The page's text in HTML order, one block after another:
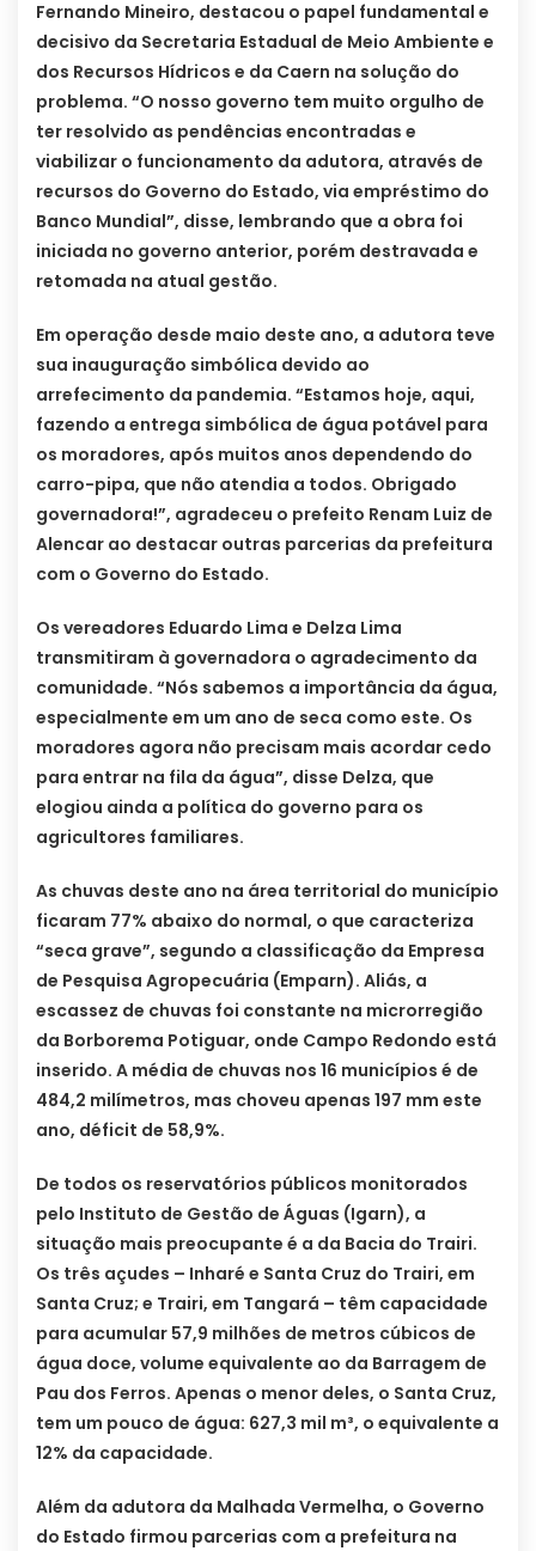
Fernando Mineiro, destacou o papel fundamental e
decisivo da Secretaria Estadual de Meio Ambiente e
dos Recursos Hídricos e da Caern na solução do
problema. “O nosso governo tem muito orgulho de
ter resolvido as pendências encontradas e
viabilizar o funcionamento da adutora, através de
recursos do Governo do Estado, via empréstimo do
Banco Mundial”, disse, lembrando que a obra foi
iniciada no governo anterior, porém destravada e
retomada na atual gestão.
Em operação desde maio deste ano, a adutora teve
sua inauguração simbólica devido ao
arrefecimento da pandemia. “Estamos hoje, aqui,
fazendo a entrega simbólica de água potável para
os moradores, após muitos anos dependendo do
carro-pipa, que não atendia a todos. Obrigado
governadora!”, agradeceu o prefeito Renam Luiz de
Alencar ao destacar outras parcerias da prefeitura
com o Governo do Estado.
Os vereadores Eduardo Lima e Delza Lima
transmitiram à governadora o agradecimento da
comunidade. “Nós sabemos a importância da água,
especialmente em um ano de seca como este. Os
moradores agora não precisam mais acordar cedo
para entrar na fila da água”, disse Delza, que
elogiou ainda a política do governo para os
agricultores familiares.
As chuvas deste ano na área territorial do município
ficaram 77% abaixo do normal, o que caracteriza
“seca grave”, segundo a classificação da Empresa
de Pesquisa Agropecuária (Emparn). Aliás, a
escassez de chuvas foi constante na microrregião
da Borborema Potiguar, onde Campo Redondo está
inserido. A média de chuvas nos 16 municípios é de
484,2 milímetros, mas choveu apenas 197 mm este
ano, déficit de 58,9%.
De todos os reservatórios públicos monitorados
pelo Instituto de Gestão de Águas (Igarn), a
situação mais preocupante é a da Bacia do Trairi.
Os três açudes – Inharé e Santa Cruz do Trairi, em
Santa Cruz; e Trairi, em Tangará – têm capacidade
para acumular 57,9 milhões de metros cúbicos de
água doce, volume equivalente ao da Barragem de
Pau dos Ferros. Apenas o menor deles, o Santa Cruz,
tem um pouco de água: 627,3 mil m³, o equivalente a
12% da capacidade.
Além da adutora da Malhada Vermelha, o Governo
do Estado firmou parcerias com a prefeitura na